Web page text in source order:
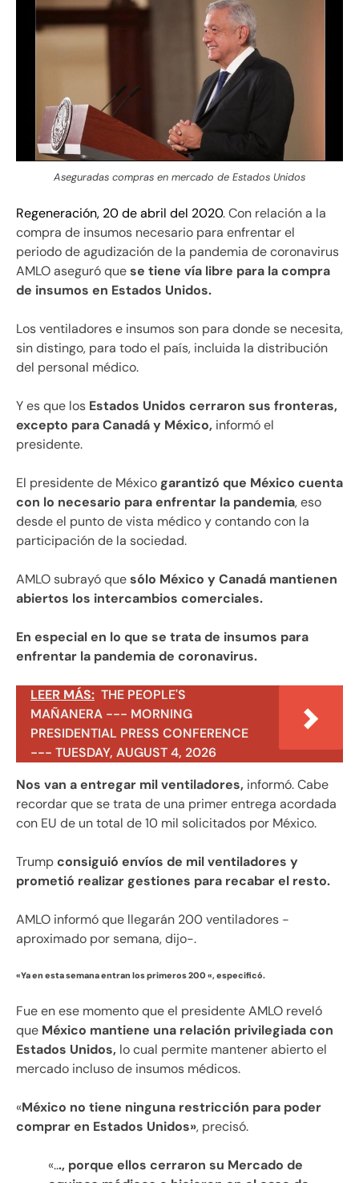
Aseguradas compras en mercado de Estados Unidos
Regeneración, 20 de abril del 2020. Con relación a la
compra de insumos necesario para enfrentar el
periodo de agudización de la pandemia de coronavirus
AMLO aseguró quese tiene vía libre para la compra
de insumos en Estados Unidos.
Los ventiladores e insumos son para donde se necesita,
sin distingo, para todo el país, incluida la distribución
del personal médico.
Y es que los Estados Unidos cerraron sus fronteras,
excepto para Canadá y México, informó el
presidente.
El presidente de México garantizó que México cuenta
con lo necesario para enfrentar la pandemia, eso
desde el punto de vista médico y contando con la
participación de la sociedad.
AMLO subrayó quesólo México y Canadá mantienen
abiertos los intercambios comerciales.
En especial en lo que se trata de insumos para
enfrentar la pandemia de coronavirus.
LEER MÁS: THE PEOPLE'S
MAÑANERA --- MORNING
PRESIDENTIAL PRESS CONFERENCE
--- TUESDAY, AUGUST 4, 2026
Nos van a entregar mil ventiladores, informó. Cabe
recordar que se trata de una primer entrega acordada
con EU de un total de 10 mil solicitados por México.
Trumpconsiguió envíos de mil ventiladores y
prometió realizar gestiones para recabar el resto.
AMLO informó que llegarán 200 ventiladores -
aproximado por semana, dijo-.
«Ya en esta semana entran los primeros 200 «, especificó.
Fue en ese momento que el presidente AMLO reveló
que México mantiene una relación privilegiada con
Estados Unidos, lo cual permite mantener abierto el
mercado incluso de insumos médicos.
«México no tiene ninguna restricción para poder
comprar en Estados Unidos», precisó.
«..., porque ellos cerraron su Mercado de